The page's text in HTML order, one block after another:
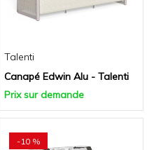
Talenti
Canapé Edwin Alu - Talenti
Prix sur demande
-10 %